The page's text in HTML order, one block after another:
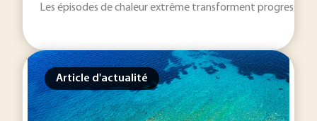
Les épisodes de chaleur extrême transforment
Article d'actualité